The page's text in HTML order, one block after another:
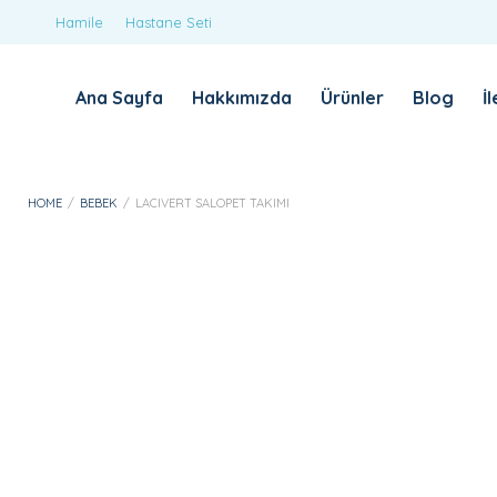
Hamile Hastane Seti
Ana Sayfa Hakkımızda Ürünler Blog
HOME / BEBEK / LACIVERT SALOPET TAKIMI